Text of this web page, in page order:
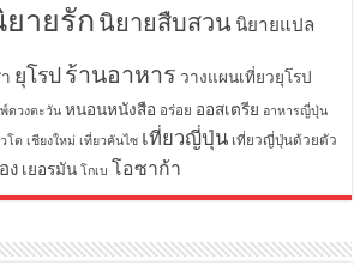
ายรัก นิยายสืบสวน นิยายแปล
ยุโรป ร้านอาหาร วางแผนเที่ยวยุโรป
ดวงตะวัน หนอนหนังสือ อร่อย ออสเตรีย อาหารญี่ปุ่น
โต เชียงใหม่ เที่ยวคันไซ เที่ยวญี่ปุ่น เที่ยวญี่ปุ่นด้วยตัว
ง เยอรมัน โกเบ โอซาก้า